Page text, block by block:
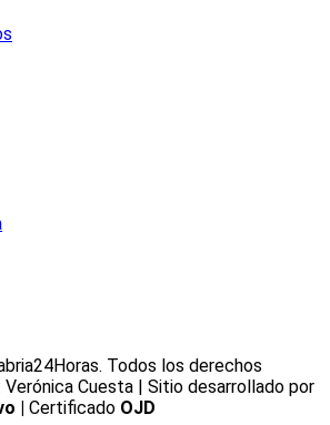
Todos los derechos
Cuesta | Sitio desarrollado por
| Certificado OJD